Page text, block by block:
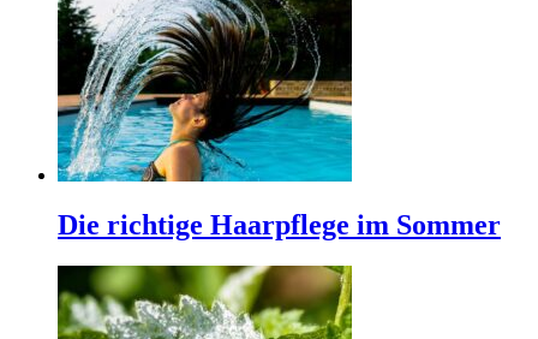
Die richtige Haarpflege im Sommer